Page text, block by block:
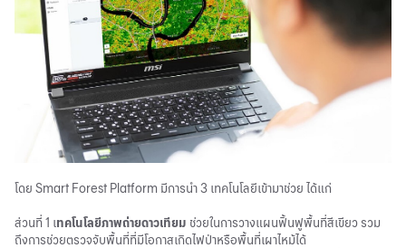
โดย Smart Forest Platform มีการนำ 3 เทคโนโลยีเข้ามาช่วย ได้แก่
ส่วนที่ 1 เทคโนโลยีภาพถ่ายดาวเทียม ช่วยในการวางแผนฟื้นฟูพื้นที่สีเขียว รวม
ถึงการช่วยตรวจจับพื้นที่ที่มีโอกาสเกิดไฟป่าหรือพื้นที่เผาไหม้ได้